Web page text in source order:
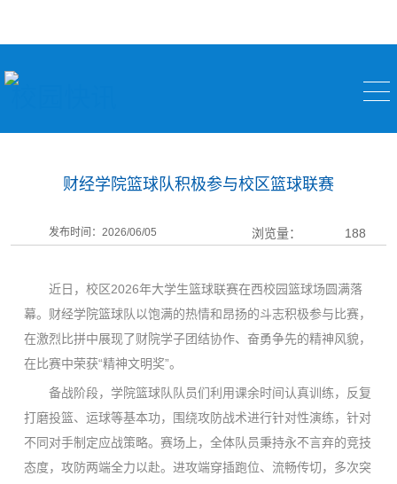
财经学院篮球队积极参与校区篮球联赛
发布时间：2026/06/05 浏览量： 188
近日，校区2026年大学生篮球联赛在西校园篮球场圆满落
幕。财经学院篮球队以饱满的热情和昂扬的斗志积极参与比赛，
在激烈比拼中展现了财院学子团结协作、奋勇争先的精神风貌，
在比赛中荣获“精神文明奖”。
备战阶段，学院篮球队队员们利用课余时间认真训练，反复
打磨投篮、运球等基本功，围绕攻防战术进行针对性演练，针对
不同对手制定应战策略。赛场上，全体队员秉持永不言弃的竞技
态度，攻防两端全力以赴。进攻端穿插跑位、流畅传切，多次突